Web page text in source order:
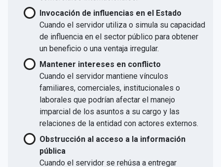
Invocación de influencias en el Estado
Cuando el servidor utiliza o simula su capacidad
de influencia en el sector público para obtener
un beneficio o una ventaja irregular.
Mantener intereses en conflicto
Cuando el servidor mantiene vínculos
familiares, comerciales, institucionales o
laborales que podrían afectar el manejo
imparcial de los asuntos a su cargo y las
relaciones de la entidad con actores externos.
Obstrucción al acceso a la información
pública
Cuando el servidor se rehúsa a entregar